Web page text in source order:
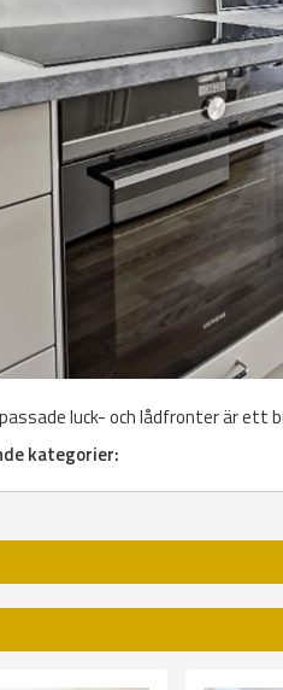
luck- och lådfronter är ett
kategorier: